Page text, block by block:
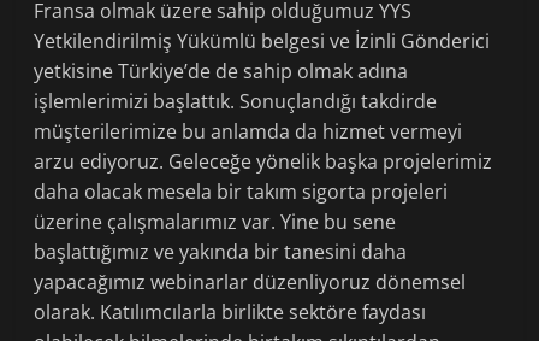
Fransa olmak üzere sahip olduğumuz YYS
Yetkilendirilmiş Yükümlü belgesi ve İzinli Gönderici
yetkisine Türkiye’de de sahip olmak adına
işlemlerimizi başlattık. Sonuçlandığı takdirde
müşterilerimize bu anlamda da hizmet vermeyi
arzu ediyoruz. Geleceğe yönelik başka projelerimiz
daha olacak mesela bir takım sigorta projeleri
üzerine çalışmalarımız var. Yine bu sene
başlattığımız ve yakında bir tanesini daha
yapacağımız webinarlar düzenliyoruz dönemsel
olarak. Katılımcılarla birlikte sektöre faydası